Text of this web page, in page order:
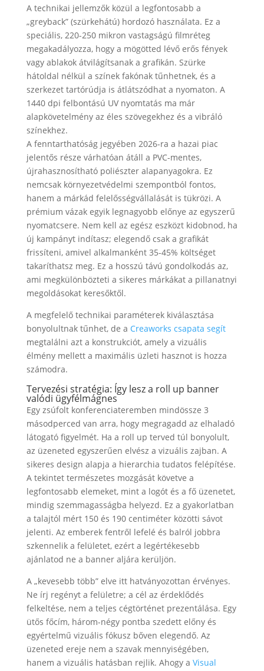
A technikai jellemzők közül a legfontosabb a
„greyback” (szürkehátú) hordozó használata. Ez a
speciális, 220-250 mikron vastagságú filmréteg
megakadályozza, hogy a mögötted lévő erős fények
vagy ablakok átvilágítsanak a grafikán. Szürke
hátoldal nélkül a színek fakónak tűnhetnek, és a
szerkezet tartórúdja is átlátszódhat a nyomaton. A
1440 dpi felbontású UV nyomtatás ma már
alapkövetelmény az éles szövegekhez és a vibráló
színekhez.
A fenntarthatóság jegyében 2026-ra a hazai piac
jelentős része várhatóan átáll a PVC-mentes,
újrahasznosítható poliészter alapanyagokra. Ez
nemcsak környezetvédelmi szempontból fontos,
hanem a márkád felelősségvállalását is tükrözi. A
prémium vázak egyik legnagyobb előnye az egyszerű
nyomatcsere. Nem kell az egész eszközt kidobnod, ha
új kampányt indítasz; elegendő csak a grafikát
frissíteni, amivel alkalmanként 35-45% költséget
takaríthatsz meg. Ez a hosszú távú gondolkodás az,
ami megkülönbözteti a sikeres márkákat a pillanatnyi
megoldásokat keresőktől.
A megfelelő technikai paraméterek kiválasztása
bonyolultnak tűnhet, de a Creaworks csapata segít
megtalálni azt a konstrukciót, amely a vizuális
élmény mellett a maximális üzleti hasznot is hozza
számodra.
Tervezési stratégia: Így lesz a roll up banner
valódi ügyfélmágnes
Egy zsúfolt konferenciateremben mindössze 3
másodperced van arra, hogy megragadd az elhaladó
látogató figyelmét. Ha a roll up terved túl bonyolult,
az üzeneted egyszerűen elvész a vizuális zajban. A
sikeres design alapja a hierarchia tudatos felépítése.
A tekintet természetes mozgását követve a
legfontosabb elemeket, mint a logót és a fő üzenetet,
mindig szemmagasságba helyezd. Ez a gyakorlatban
a talajtól mért 150 és 190 centiméter közötti sávot
jelenti. Az emberek fentről lefelé és balról jobbra
szkennelik a felületet, ezért a legértékesebb
ajánlatod ne a banner aljára kerüljön.
A „kevesebb több” elve itt hatványozottan érvényes.
Ne írj regényt a felületre; a cél az érdeklődés
felkeltése, nem a teljes cégtörténet prezentálása. Egy
ütős főcím, három-négy pontba szedett előny és
egyértelmű vizuális fókusz bőven elegendő. Az
üzeneted ereje nem a szavak mennyiségében,
hanem a vizuális hatásban rejlik. Ahogy a Visual